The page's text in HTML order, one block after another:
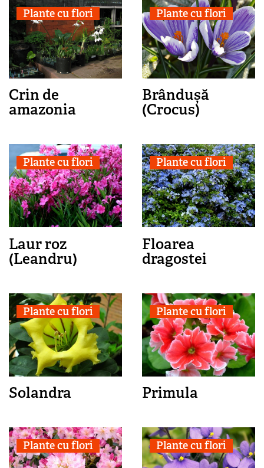
Plante cu flori
Crin de
amazonia
Plante cu flori
Brândușă
(Crocus)
Plante cu flori
Laur roz
(Leandru)
Plante cu flori
Floarea
dragostei
Plante cu flori
Solandra
Plante cu flori
Primula
Plante cu flori Plante cu flori